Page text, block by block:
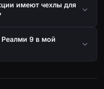
имеют чехлы для
Реалми 9 в мой